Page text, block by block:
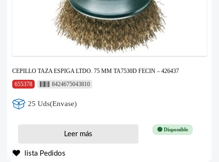
CEPILLO TAZA ESPIGA LTDO. 75 MM TA7530D FECIN – 426437
655378
8424675043810
25 Uds(Envase)
🟢 Disponible
Leer más
lista Pedidos